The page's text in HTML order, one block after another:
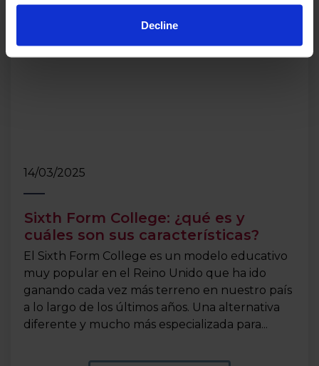
Decline
14/03/2025
Sixth Form College: ¿qué es y
cuáles son sus características?
El Sixth Form College es un modelo educativo
muy popular en el Reino Unido que ha ido
ganando cada vez más terreno en nuestro país
a lo largo de los últimos años. Una alternativa
diferente y mucho más especializada para...